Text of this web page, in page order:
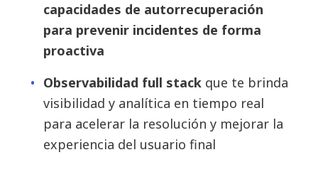
capacidades de autorrecuperación
para prevenir incidentes de forma
proactiva
Observabilidad full stack que te brinda
visibilidad y analítica en tiempo real
para acelerar la resolución y mejorar la
experiencia del usuario final